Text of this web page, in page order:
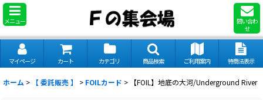
メニュー
問い合わ
せ
マイページ カート カテゴリ 商品検索 ご利用案内 特商法表示
ホーム > 【 委託販売 】 > FOILカード > 【FOIL】地底の大河/Underground River